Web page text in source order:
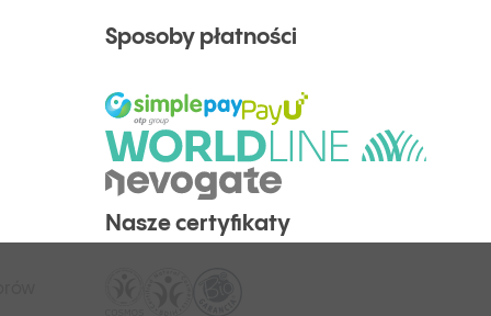
Sposoby płatności
Nasze certyfikaty